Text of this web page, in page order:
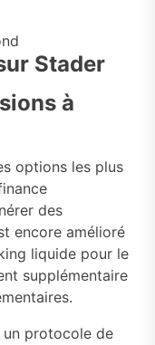
Stader
à
options les plus
des
encore amélioré
liquide pour le
supplémentaire
un protocole de